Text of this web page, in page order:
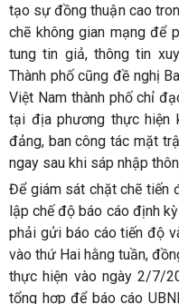
tạo sự đồng thuận cao
chẽ không gian mạng để
tung tin giả, thông tin
Thành phố cũng đề nghị
Việt Nam thành phố chỉ
tại địa phương thực hiện
đảng, ban công tác mặt
ngay sau khi sáp nhập
Để giám sát chặt chẽ tiến
lập chế độ báo cáo định
phải gửi báo cáo tiến độ
vào thứ Hai hằng tuần,
thực hiện vào ngày 2/7/
tổng hợp để báo cáo